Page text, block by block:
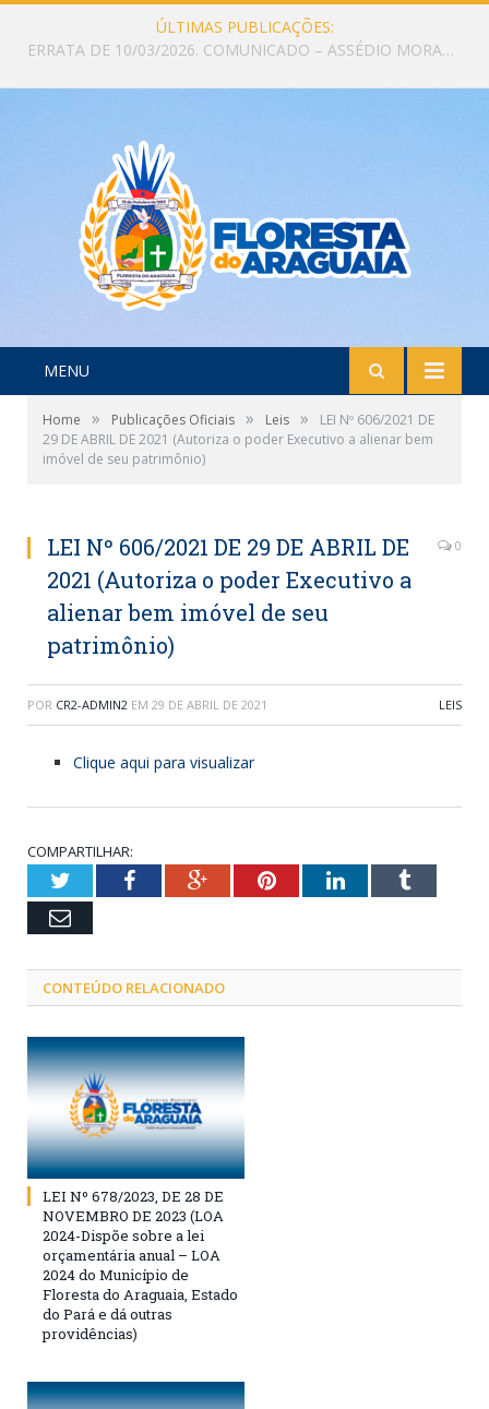
ÚLTIMAS PUBLICAÇÕES:
ERRATA DE 10/03/2026. COMUNICADO – ASSÉDIO MORAL E ELEITORAL – DENUNCIE canais oficias para denúncias
MENU
Home » Publicações Oficiais » Leis »
LEI Nº 606/2021 DE
29 DE ABRIL DE 2021 (Autoriza o poder Executivo a alienar bem
imóvel de seu patrimônio)
LEI Nº 606/2021 DE 29 DE ABRIL DE
2021 (Autoriza o poder Executivo a
alienar bem imóvel de seu
patrimônio)
0
POR CR2-ADMIN2 EM 29 DE ABRIL DE 2021 LEIS
Clique aqui para visualizar
COMPARTILHAR:
TwitterFacebookGoogle+PinterestLinkedInTumblr
Email
CONTEÚDO RELACIONADO
LEI Nº 678/2023, DE 28 DE
NOVEMBRO DE 2023 (LOA
2024-Dispõe sobre a lei
orçamentária anual – LOA
2024 do Município de
Floresta do Araguaia, Estado
do Pará e dá outras
providências)